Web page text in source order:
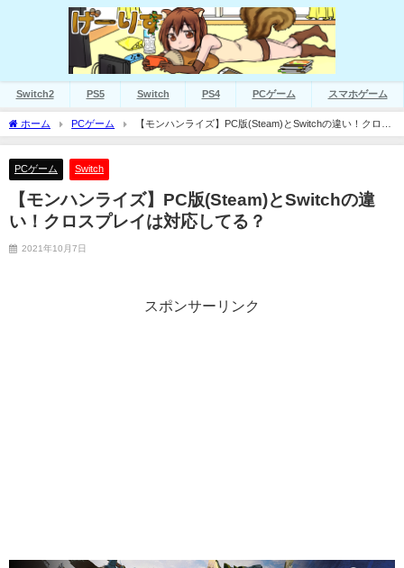
Switch2 PS5 Switch PS4 PCゲーム スマホゲーム
ホーム PCゲーム
【モンハンライズ】PC版(Steam)とSwitchの違い！クロス
プレイは対応してる？
PCゲーム Switch
【モンハンライズ】PC版(Steam)とSwitchの違
い！クロスプレイは対応してる？
2021年10月7日
スポンサーリンク